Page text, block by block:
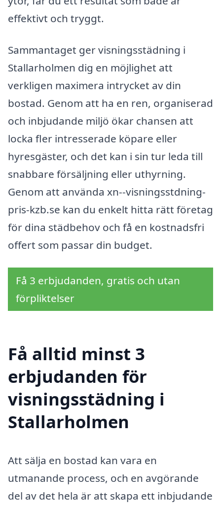
effektivt och tryggt.
Sammantaget ger visningsstädning i
Stallarholmen dig en möjlighet att
verkligen maximera intrycket av din
bostad. Genom att ha en ren, organiserad
och inbjudande miljö ökar chansen att
locka fler intresserade köpare eller
hyresgäster, och det kan i sin tur leda till
snabbare försäljning eller uthyrning.
Genom att använda xn--visningsstdning-
pris-kzb.se kan du enkelt hitta rätt företag
för dina städbehov och få en kostnadsfri
offert som passar din budget.
Få 3 erbjudanden, gratis och utan
förpliktelser
Få alltid minst 3
erbjudanden för
visningsstädning i
Stallarholmen
Att sälja en bostad kan vara en
utmanande process, och en avgörande
del av det hela är att skapa ett inbjudande